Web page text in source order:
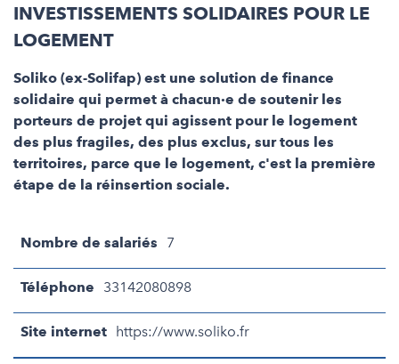
INVESTISSEMENTS SOLIDAIRES POUR LE
LOGEMENT
Soliko (ex-Solifap) est une solution de finance
solidaire qui permet à chacun·e de soutenir les
porteurs de projet qui agissent pour le logement
des plus fragiles, des plus exclus, sur tous les
territoires, parce que le logement, c'est la première
étape de la réinsertion sociale.
Nombre de salariés 7
Téléphone 33142080898
Site internet https://www.soliko.fr